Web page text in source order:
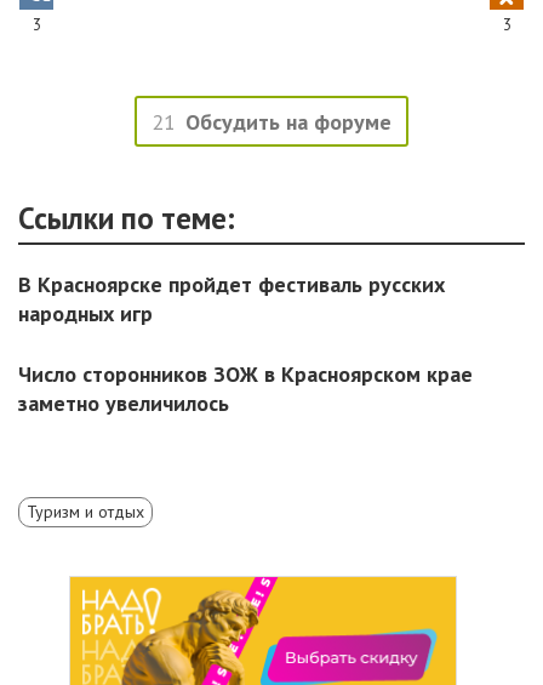
3 3
21 Обсудить на форуме
Ссылки по теме:
В Красноярске пройдет фестиваль русских
народных игр
Число сторонников ЗОЖ в Красноярском крае
заметно увеличилось
Туризм и отдых